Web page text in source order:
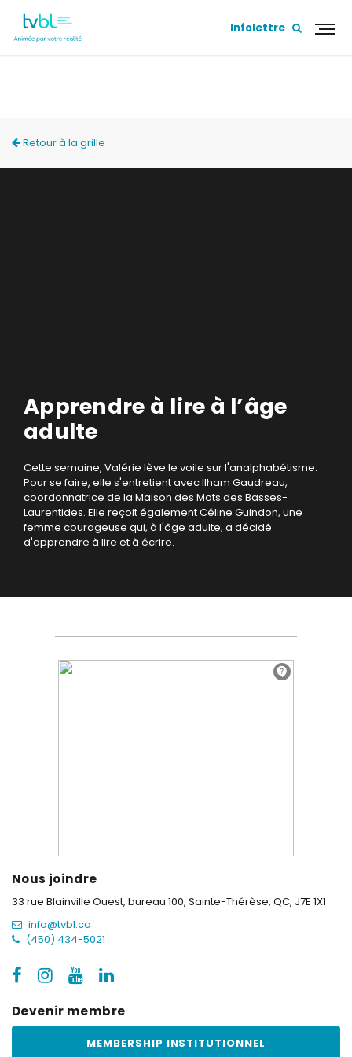
Infolettre
Retour à la grille
Apprendre à lire à l’âge
adulte
Cette semaine, Valérie lève le voile sur l'analphabétisme.
Pour se faire, elle s'entretient avec Ilham Gaudreau,
coordonnatrice de la Maison des Mots des Basses-
Laurentides. Elle reçoit également Céline Guindon, une
femme courageuse qui, à l'âge adulte, a décidé
d'apprendre à lire et à écrire.
Nous joindre
33 rue Blainville Ouest, bureau 100, Sainte-Thérèse, QC, J7E 1X1
info@tvbl.ca
(450) 434-5021
Devenir membre
MEMBERSHIP INSTITUTIONNEL